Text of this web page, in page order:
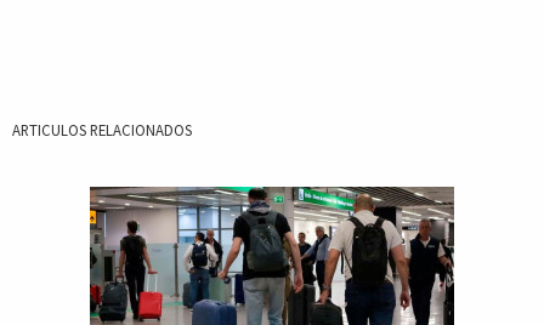
ARTICULOS RELACIONADOS